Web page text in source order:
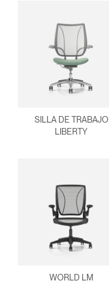
¿Ha olvidado su
contraseña?
América Latina
Select
SILLA DE TRABAJO
LIBERTY
WORLD LM